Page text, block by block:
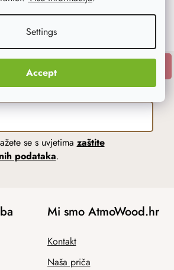
Settings
Accept
Follow on Instagram
to newsletter
se s uvjetima zaštite
podataka.
Mi smo AtmoWood.hr
Kontakt
Naša priča